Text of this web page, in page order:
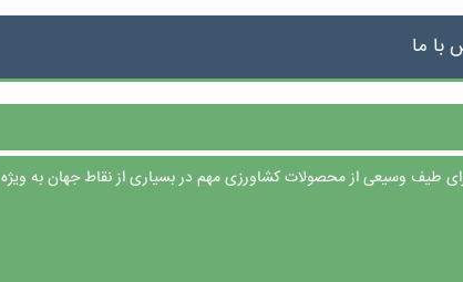
با ما
طیف وسیعی از محصولات کشاورزی مهم در بسیاری از نقاط جهان به ویژه